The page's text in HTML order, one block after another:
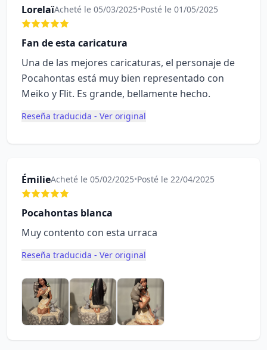
LorelaïAcheté le 05/03/2025•Posté le 01/05/2025
Fan de esta caricatura
Una de las mejores caricaturas, el personaje de
Pocahontas está muy bien representado con
Meiko y Flit. Es grande, bellamente hecho.
Reseña traducida - Ver original
ÉmilieAcheté le 05/02/2025•Posté le 22/04/2025
Pocahontas blanca
Muy contento con esta urraca
Reseña traducida - Ver original